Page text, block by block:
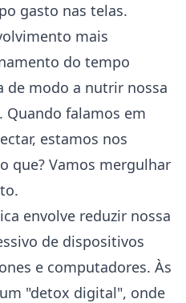
gasto nas telas.
mais
do tempo
de modo a nutrir nossa
falamos em
estamos nos
que? Vamos mergulhar
envolve reduzir nossa
de dispositivos
e computadores. Às
"detox digital", onde